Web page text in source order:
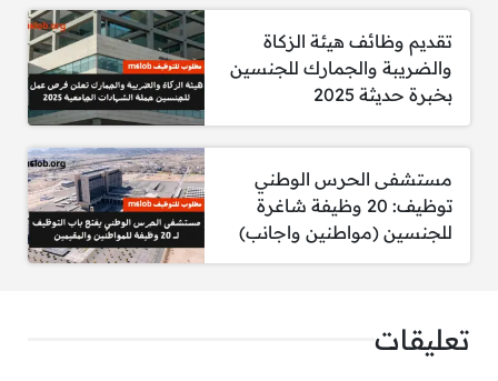
إعلانات وسائل التواصل الاجتماعي مثلMeta
Business Manager
TikTok Ads Manager ،
Snapchat Ads Manager
، وGoogle Ads
.
فهم قوي لنماذج التتبع والقياس والإسناد، بما
CAPIوغيرها.
للتقديم:https://www.linkedin.com
يمكنك الآن متابعتنا من خلال مختلف مواقع
التواصل الاجتماعي عبر القنوات التالية:
تقديم وظائف هيئة الزكاة
والضريبة والجمارك للجنسين
بخبرة حديثة 2025
مستشفى الحرس الوطني
توظيف: 20 وظيفة شاغرة
للجنسين (مواطنين واجانب)
تعليقات